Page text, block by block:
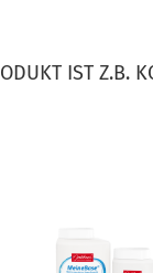
IST Z.B.